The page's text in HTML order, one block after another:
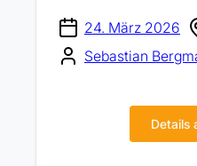
24. März 2026
Sebastian
Details